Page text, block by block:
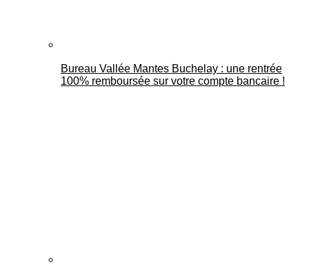
Bureau Vallée Mantes Buchelay : une rentrée
100% remboursée sur votre compte bancaire !